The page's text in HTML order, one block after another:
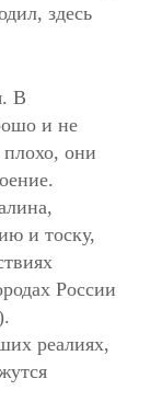
здесь
В
и не
плохо, они
и тоску,
России
реалиях,